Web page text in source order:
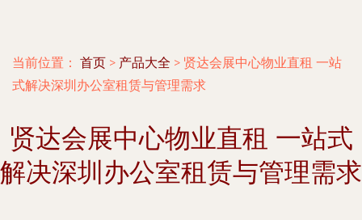
当前位置： 首页 > 产品大全 > 贤达会展中心物业直租 一站
式解决深圳办公室租赁与管理需求
贤达会展中心物业直租 一站式
解决深圳办公室租赁与管理需求